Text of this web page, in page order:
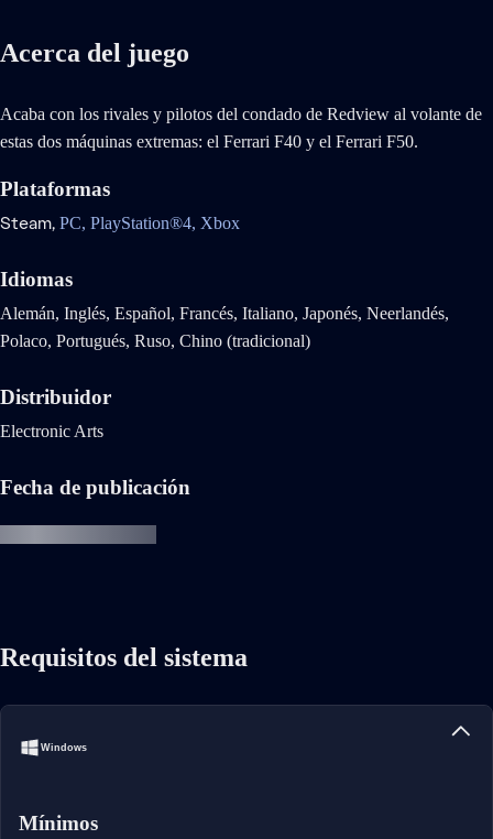
Acerca del juego
Acaba con los rivales y pilotos del condado de Redview al volante de
estas dos máquinas extremas: el Ferrari F40 y el Ferrari F50.
Plataformas
Steam, PC, PlayStation®4, Xbox
Idiomas
Alemán, Inglés, Español, Francés, Italiano, Japonés, Neerlandés,
Polaco, Portugués, Ruso, Chino (tradicional)
Distribuidor
Electronic Arts
Fecha de publicación
Requisitos del sistema
Windows
Mínimos